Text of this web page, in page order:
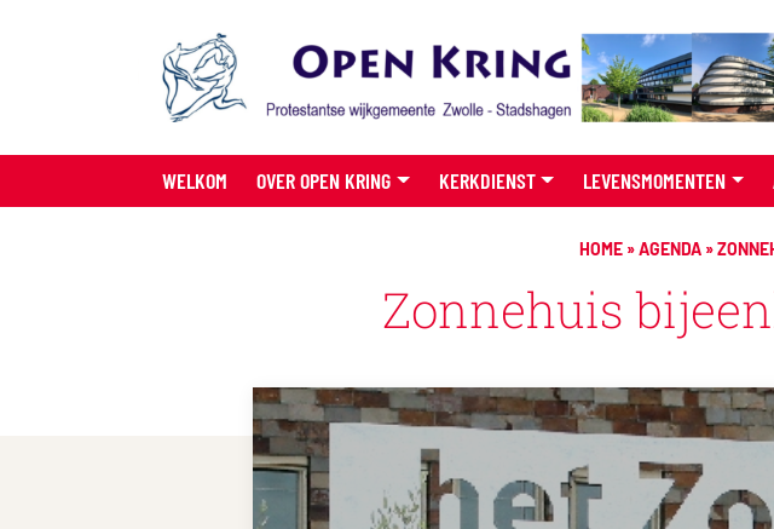
WELKOM OVER OPEN KRING KERKDIENST LEVENSMOMENTEN
HOME »AGENDA »
Zonnehuis